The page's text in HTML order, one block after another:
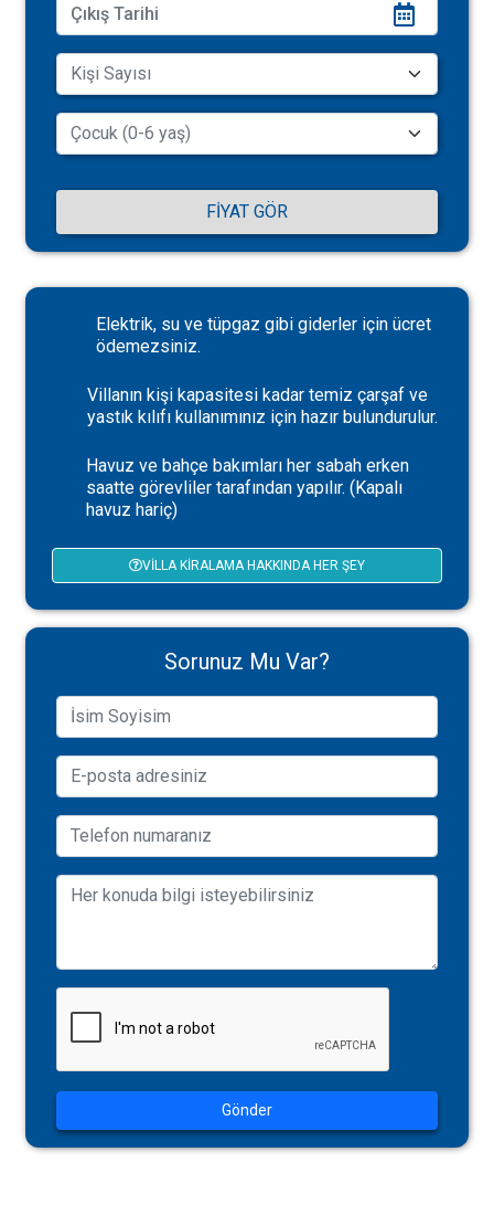
FIYAT GÖR
Elektrik, su ve tüpgaz gibi giderler için ücret
ödemezsiniz.
Villanın kişi kapasitesi kadar temiz çarşaf ve
yastık kılıfı kullanımınız için hazır bulundurulur.
Havuz ve bahçe bakımları her sabah erken
saatte görevliler tarafından yapılır. (Kapalı
havuz hariç)
VILLA KIRALAMA HAKKINDA HER ŞEY
Sorunuz Mu Var?
Gönder